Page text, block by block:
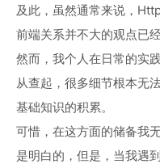
及此，虽然通常来说，
前端关系并不大的观点已
然而，我个人在日常的实
从查起，很多细节根本无
基础知识的积累。
可惜，在这方面的储备我
是明白的，但是，当我遇